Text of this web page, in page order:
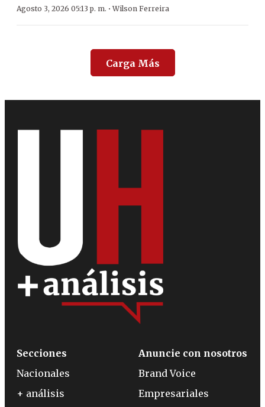
Agosto 3, 2026 05:13 p. m. ·Wilson Ferreira
Carga Más
Secciones
Nacionales
+ análisis
Anuncie con nosotros
Brand Voice
Empresariales